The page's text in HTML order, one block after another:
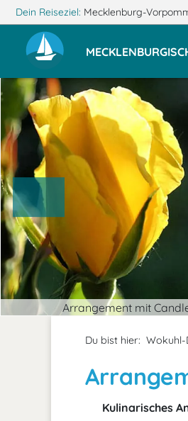
Dein Reiseziel: Mecklenburg-
Arrangement mit
Du bist hier:
Kulinarisches